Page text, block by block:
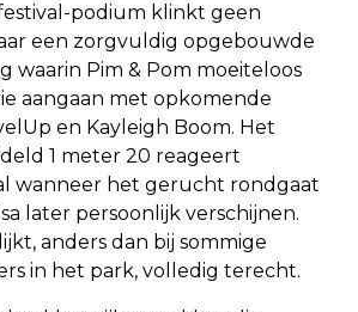
podium klinkt geen
een zorgvuldig opgebouwde
waarin Pim & Pom moeiteloos
aangaan met opkomende
en Kayleigh Boom. Het
1 meter 20 reageert
wanneer het gerucht rondgaat
later persoonlijk verschijnen.
anders dan bij sommige
in het park, volledig terecht.